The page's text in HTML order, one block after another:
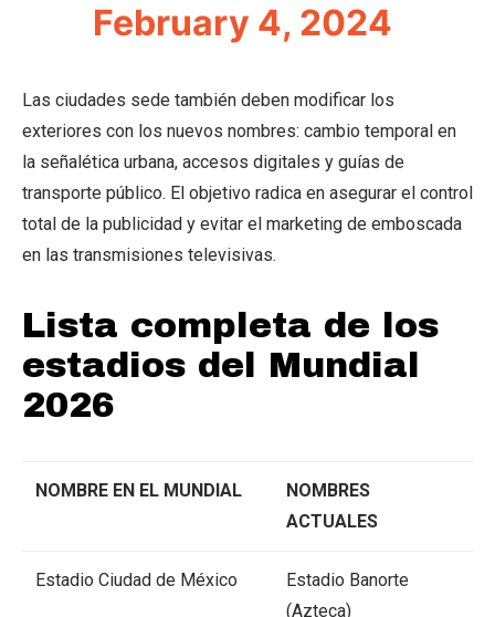
February 4, 2024
Las ciudades sede también deben modificar los
exteriores con los nuevos nombres: cambio temporal en
la señalética urbana, accesos digitales y guías de
transporte público. El objetivo radica en asegurar el control
total de la publicidad y evitar el marketing de emboscada
en las transmisiones televisivas.
Lista completa de los
estadios del Mundial
2026
NOMBRE EN EL MUNDIAL
NOMBRES
ACTUALES
Estadio Ciudad de México
Estadio Banorte
(Azteca)